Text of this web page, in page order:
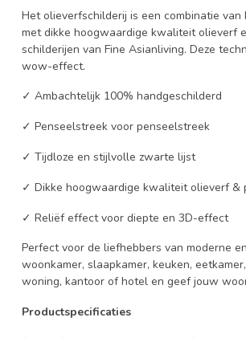
Het olieverfschilderij is een combinatie
met dikke hoogwaardige kwaliteit olieverf
schilderijen van Fine Asianliving. Deze
wow-effect.
✓ Ambachtelijk 100% handgeschilderd
✓ Penseelstreek voor penseelstreek
✓ Tijdloze en stijlvolle zwarte lijst
✓ Dikke hoogwaardige kwaliteit olieverf &
✓ Reliëf effect voor diepte en 3D-effect
Perfect voor de liefhebbers van moderne
woonkamer, slaapkamer, keuken,
woning, kantoor of hotel en geef jouw
Productspecificaties